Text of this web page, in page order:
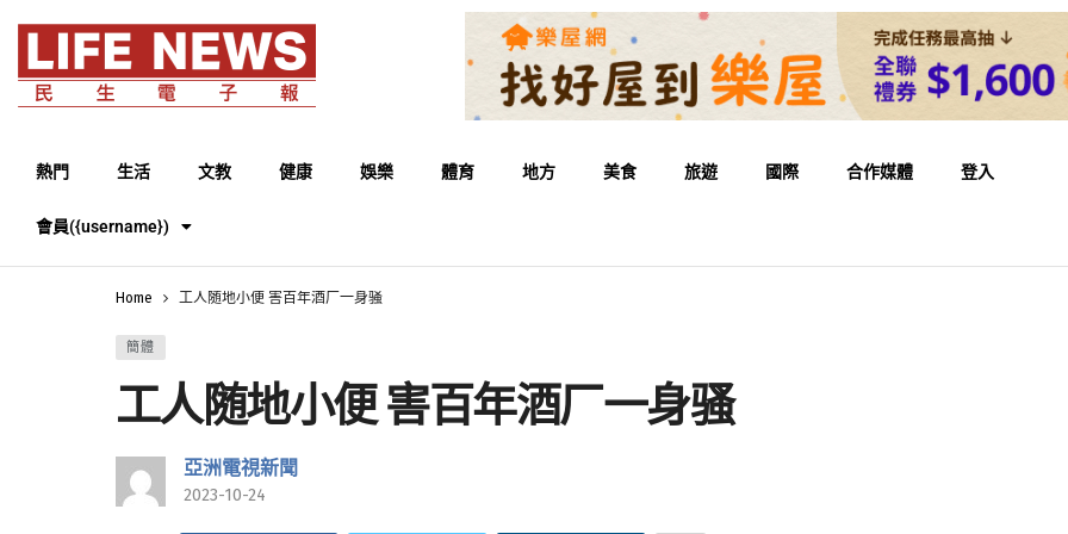
熱門 生活 文教 健康 娛樂 體育 地方 美食 旅遊 國際 合作媒體 登入
會員({username})
Home 工人随地小便 害百年酒厂一身骚
簡體
工人随地小便 害百年酒厂一身骚
亞洲電視新聞
2023-10-24